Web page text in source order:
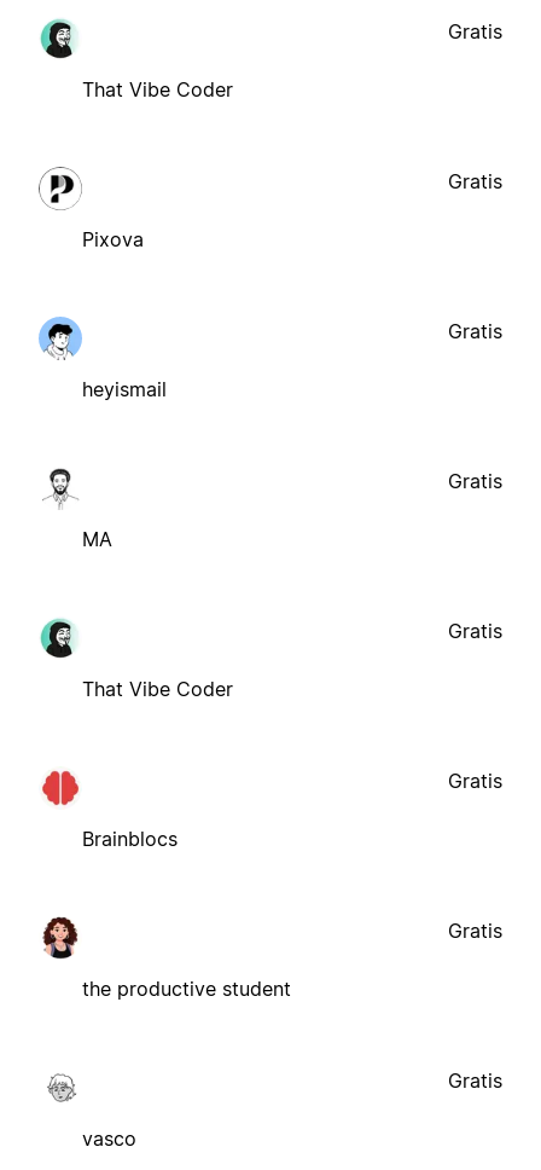
That Vibe Coder
Gratis
Pixova
Gratis
heyismail
Gratis
MA
Gratis
That Vibe Coder
Gratis
Brainblocs
Gratis
the productive student
Gratis
vasco
Gratis